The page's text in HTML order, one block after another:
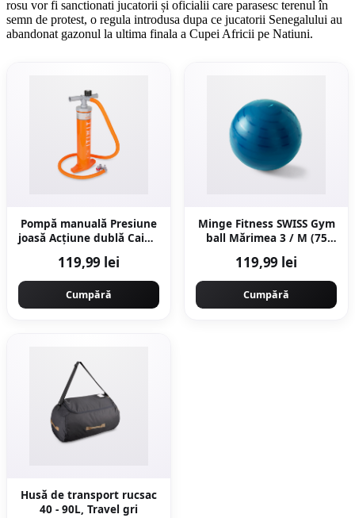
rosu vor fi sanctionati jucatorii și oficialii care parasesc terenul în
semn de protest, o regula introdusa dupa ce jucatorii Senegalului au
abandonat gazonul la ultima finala a Cupei Africii pe Natiuni.
Pompă manuală Presiune
joasă Acțiune dublă Caiac-
119,99 lei
Cumpără
Minge Fitness SWISS Gym
ball Mărimea 3 / M (75
119,99 lei
Cumpără
Husă de transport rucsac
40 - 90L, Travel gri